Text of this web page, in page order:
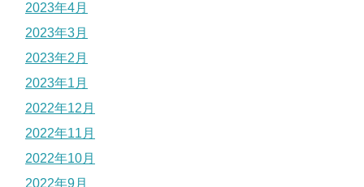
2023年4月
2023年3月
2023年2月
2023年1月
2022年12月
2022年11月
2022年10月
2022年9月